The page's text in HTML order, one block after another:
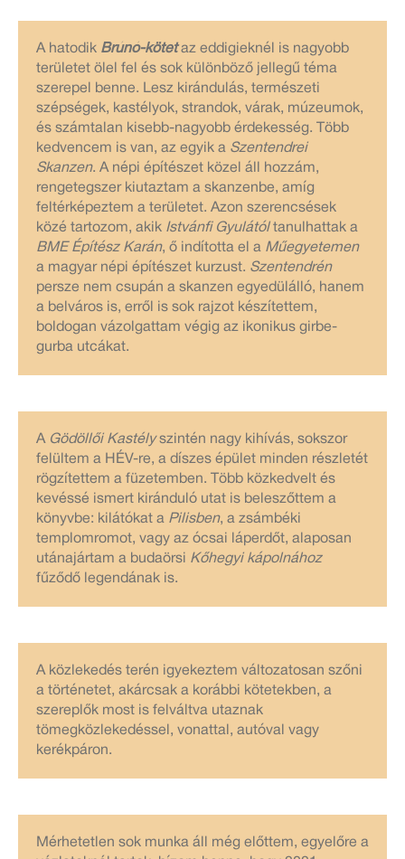
A hatodik Brúnó-kötetaz eddigieknél is nagyobb
területet ölel fel és sok különböző jellegű téma
szerepel benne. Lesz kirándulás, természeti
szépségek, kastélyok, strandok, várak, múzeumok,
és számtalan kisebb-nagyobb érdekesség. Több
kedvencem is van, az egyik a Szentendrei
Skanzen. A népi építészet közel áll hozzám,
rengetegszer kiutaztam a skanzenbe, amíg
feltérképeztem a területet. Azon szerencsések
közé tartozom, akik Istvánfi Gyulátóltanulhattak a
BME Építész Karán, ő indította el a Műegyetemen
a magyar népi építészet kurzust. Szentendrén
persze nem csupán a skanzen egyedülálló, hanem
a belváros is, erről is sok rajzot készítettem,
boldogan vázolgattam végig az ikonikus girbe-
gurba utcákat.
AGödöllői Kastélyszintén nagy kihívás, sokszor
felültem a HÉV-re, a díszes épület minden részletét
rögzítettem a füzetemben. Több közkedvelt és
kevéssé ismert kiránduló utat is beleszőttem a
könyvbe: kilátókat a Pilisben, a zsámbéki
templomromot, vagy az ócsai láperdőt, alaposan
utánajártam a budaörsi Kőhegyi kápolnához
fűződő legendának is.
A közlekedés terén igyekeztem változatosan szőni
a történetet, akárcsak a korábbi kötetekben, a
szereplők most is felváltva utaznak
tömegközlekedéssel, vonattal, autóval vagy
kerékpáron.
Mérhetetlen sok munka áll még előttem, egyelőre a